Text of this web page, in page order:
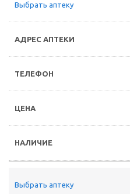
Выбрать аптеку
Выбрать аптеку